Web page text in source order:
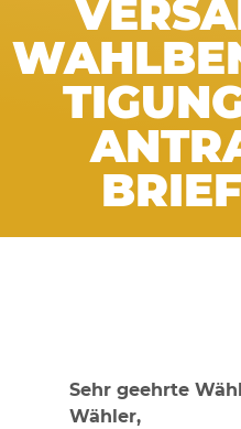
Sehr geehrte
Wähler,